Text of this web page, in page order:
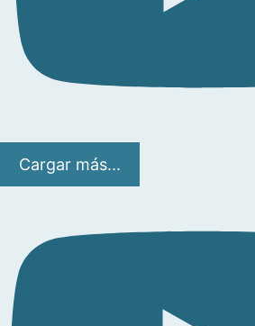
Cargar más...